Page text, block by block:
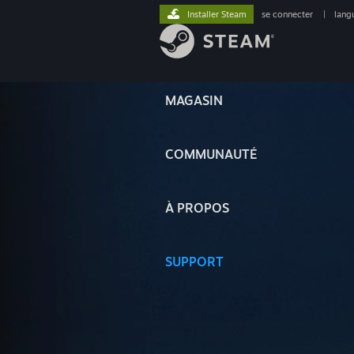
MAGASIN
COMMUNAUTÉ
À PROPOS
SUPPORT
Installer Steam se connecter